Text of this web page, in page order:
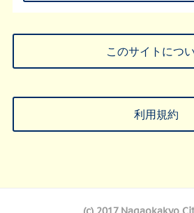
このサイトにつ
利用規約